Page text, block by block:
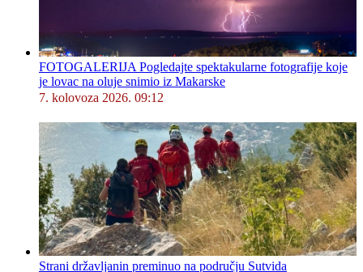
FOTOGALERIJA Pogledajte spektakularne fotografije koje
je lovac na oluje snimio iz Makarske
7. kolovoza 2026. 09:12
Strani državljanin preminuo na području Sutvida